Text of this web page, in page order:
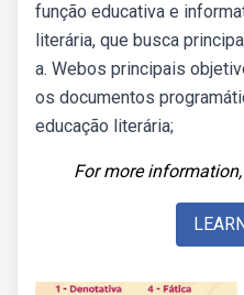
função educativa e
literária, que busca
a. Webos principais
os documentos
educação literária;
For more